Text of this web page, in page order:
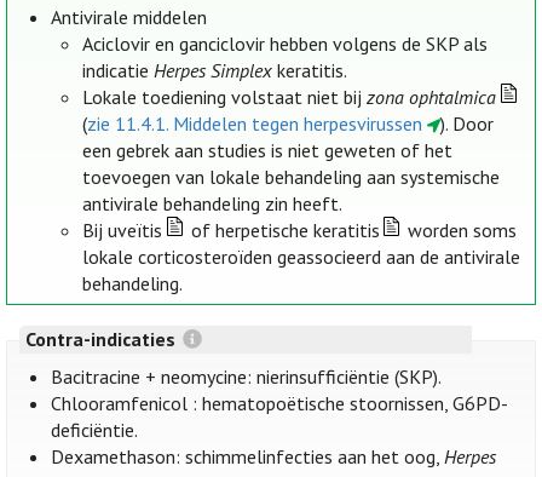
Antivirale middelen
Aciclovir en ganciclovir hebben volgens de SKP als
indicatieHerpes Simplex keratitis.
Lokale toediening volstaat niet bijzona ophtalmica
(zie 11.4.1. Middelen tegen herpesvirussen
). Door
een gebrek aan studies is niet geweten of het
toevoegen van lokale behandeling aan systemische
antivirale behandeling zin heeft.
Bij uveïtis
of herpetische keratitis
worden soms
lokale corticosteroïden geassocieerd aan de antivirale
behandeling.
Contra-indicaties
Bacitracine + neomycine: nierinsufficiëntie (SKP).
Chlooramfenicol : hematopoëtische stoornissen, G6PD-
deficiëntie.
Dexamethason: schimmelinfecties aan het oog,Herpes